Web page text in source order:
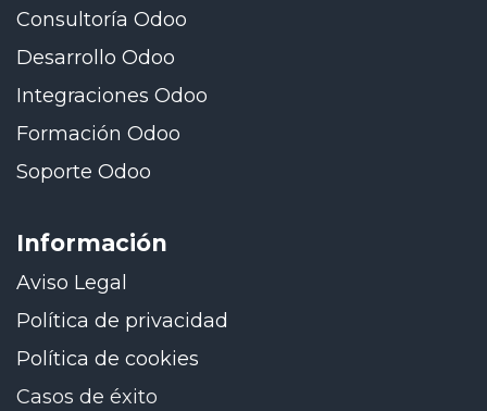
Consultoría Odoo
Desarrollo Odoo
Integraciones Odoo
Formación Odoo
Soporte Odoo
Información
Aviso Legal
Política de privacidad
Política de cookies
Casos de éxito